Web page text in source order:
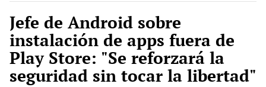
Jefe de Android sobre
instalación de apps fuera de
Play Store: "Se reforzará la
seguridad sin tocar la libertad"